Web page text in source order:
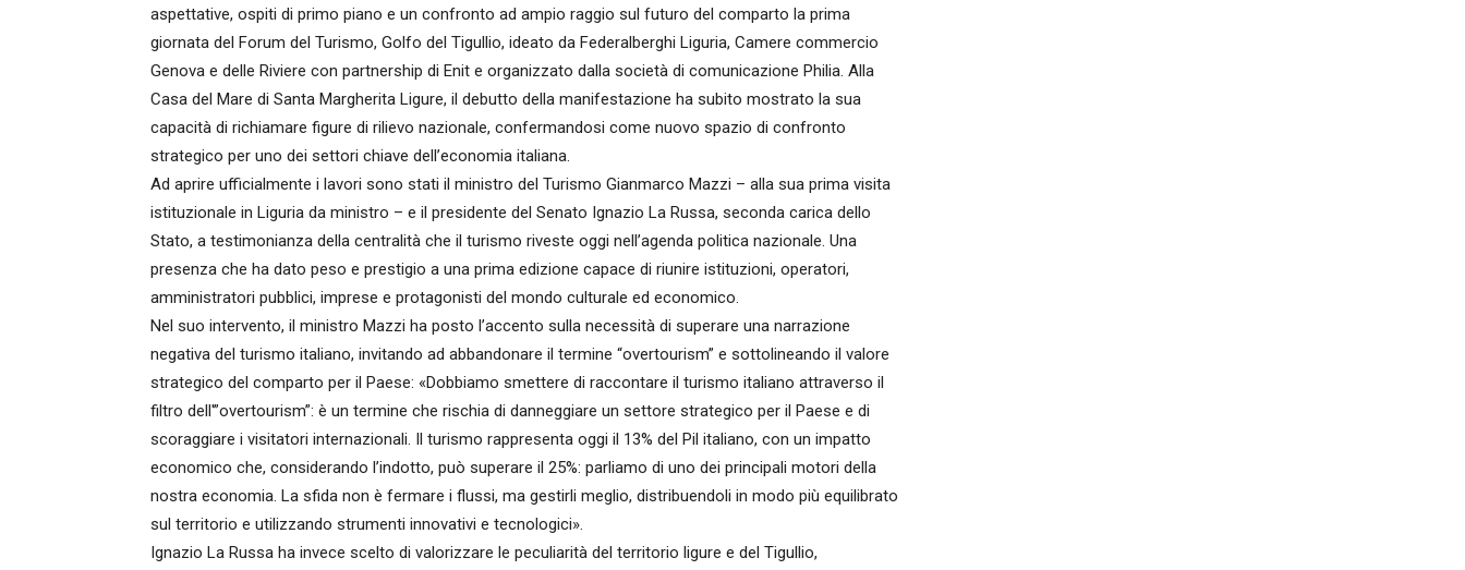
aspettative, ospiti di primo piano e un confronto ad ampio raggio sul futuro del comparto la prima
giornata del Forum del Turismo, Golfo del Tigullio, ideato da Federalberghi Liguria, Camere commercio
Genova e delle Riviere con partnership di Enit e organizzato dalla società di comunicazione Philia. Alla
Casa del Mare di Santa Margherita Ligure, il debutto della manifestazione ha subito mostrato la sua
capacità di richiamare figure di rilievo nazionale, confermandosi come nuovo spazio di confronto
strategico per uno dei settori chiave dell’economia italiana.
Ad aprire ufficialmente i lavori sono stati il ministro del Turismo Gianmarco Mazzi – alla sua prima visita
istituzionale in Liguria da ministro – e il presidente del Senato Ignazio La Russa, seconda carica dello
Stato, a testimonianza della centralità che il turismo riveste oggi nell’agenda politica nazionale. Una
presenza che ha dato peso e prestigio a una prima edizione capace di riunire istituzioni, operatori,
amministratori pubblici, imprese e protagonisti del mondo culturale ed economico.
Nel suo intervento, il ministro Mazzi ha posto l’accento sulla necessità di superare una narrazione
negativa del turismo italiano, invitando ad abbandonare il termine “overtourism” e sottolineando il valore
strategico del comparto per il Paese: «Dobbiamo smettere di raccontare il turismo italiano attraverso il
filtro dell'”overtourism”: è un termine che rischia di danneggiare un settore strategico per il Paese e di
scoraggiare i visitatori internazionali. Il turismo rappresenta oggi il 13% del Pil italiano, con un impatto
economico che, considerando l’indotto, può superare il 25%: parliamo di uno dei principali motori della
nostra economia. La sfida non è fermare i flussi, ma gestirli meglio, distribuendoli in modo più equilibrato
sul territorio e utilizzando strumenti innovativi e tecnologici».
Ignazio La Russa ha invece scelto di valorizzare le peculiarità del territorio ligure e del Tigullio,